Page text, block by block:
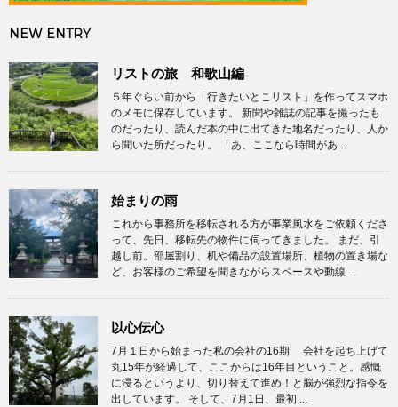
NEW ENTRY
リストの旅 和歌山編
５年ぐらい前から「行きたいとこリスト」を作ってスマホ
のメモに保存しています。 新聞や雑誌の記事を撮ったも
のだったり、読んだ本の中に出てきた地名だったり、人か
ら聞いた所だったり。 「あ、ここなら時間があ ...
始まりの雨
これから事務所を移転される方が事業風水をご依頼くださ
って、先日、移転先の物件に伺ってきました。 まだ、引
越し前。部屋割り、机や備品の設置場所、植物の置き場な
ど、お客様のご希望を聞きながらスペースや動線 ...
以心伝心
7月１日から始まった私の会社の16期 会社を起ち上げて
丸15年が経過して、ここからは16年目ということ。感慨
に浸るというより、切り替えて進め！と脳が強烈な指令を
出しています。 そして、7月1日、最初 ...